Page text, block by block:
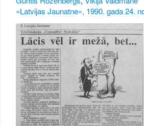
«Latvijas Jaunatne», 1990. gada 24.